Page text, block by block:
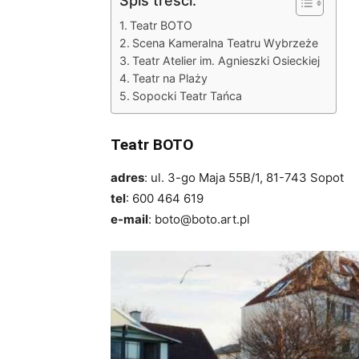
Teatr BOTO
Scena Kameralna Teatru Wybrzeże
Teatr Atelier im. Agnieszki Osieckiej
Teatr na Plaży
Sopocki Teatr Tańca
Teatr BOTO
adres: ul. 3-go Maja 55B/1, 81-743 Sopot
tel: 600 464 619
e-mail: boto@boto.art.pl